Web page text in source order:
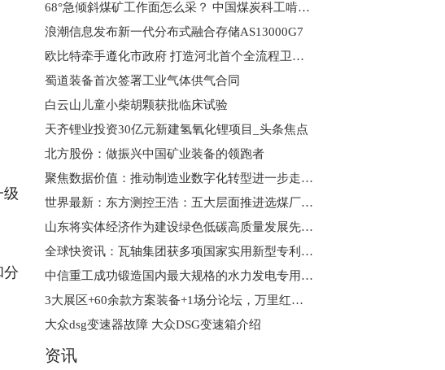
级
分
68°急倾斜煤矿工作面怎么采？ 中国煤炭科工啃下“硬骨头”
浪潮信息发布新一代分布式融合存储AS13000G7
欧比特牵手遵化市政府 打造河北首个全流程卫星产业基地 世界热闻
蜀道装备首次签署工业气体供气合同
白云山儿童小柴胡颗获批临床试验
天齐锂业投资30亿元新建氢氧化锂项目_头条焦点
北方股份：做振兴中国矿业装备的领跑者
聚焦数据价值：推动制造业数字化转型进一步走深向实|焦点简讯
世界最新：东方测控王浩：五大层面推进选煤厂智能化建设
山东将实体经济作为建设绿色低碳高质量发展先行区的重要抓手
全球快资讯：瓦轴集团获多项国家实用新型专利授权
中信重工成功锻造国内最大规格的水力发电专用锻件 世界热文
3大展区+60余款方案装备+1场分论坛，万里红硬核产品集结即将亮相警博会
大众dsg变速器故障 大众DSG变速箱介绍
资讯